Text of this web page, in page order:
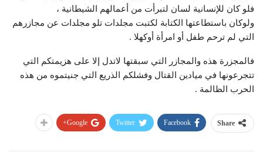
فلو كان للإنسانية لسان لتبرأت من أعمالهم الشيطانية ،
ولوكان باستطاعتها الكتابة لكتبت مجلدات تلو مجلدات عن مجازرهم
التي لم ترحم طفل أو امرأة أوكهلا .
فالمجزرة هذه والمجازر التي سبقتها لاتدل إلا على هزيمتكم التي
تتجرعونها في ميادين القتال وفشلكم الذريع التي جنيتموه من هذه
الحرب الظالمة .
Share
Facebook
Twitter
Google+